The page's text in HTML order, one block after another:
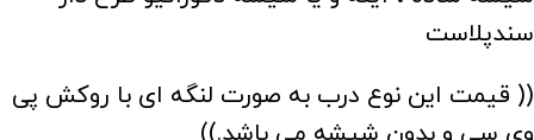
سندپلاست
(( قیمت این نوع درب به صورت لنگه ای با روکش پی